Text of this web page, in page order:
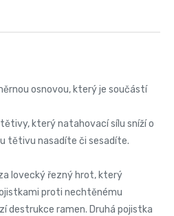
osnovou, který je součástí
který natahovací sílu sníží o
tětivu nasadíte či sesadíte.
lovecký řezný hrot, který
proti nechtěnému
destrukce ramen. Druhá pojistka